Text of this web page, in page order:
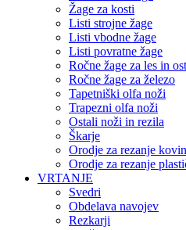
Žage za kosti
Listi strojne žage
Listi vbodne žage
Listi povratne žage
Ročne žage za les in
Ročne žage za železo
Tapetniški olfa noži
Trapezni olfa noži
Ostali noži in rezila
Škarje
Orodje za rezanje
Orodje za rezanje
VRTANJE
Svedri
Obdelava navojev
Rezkarji